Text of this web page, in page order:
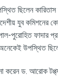
ছিলেন কারিতাস
যুব কমিশনের
-পুরোহিত ফাদার
উপস্থিত
করেন ড. আরোক